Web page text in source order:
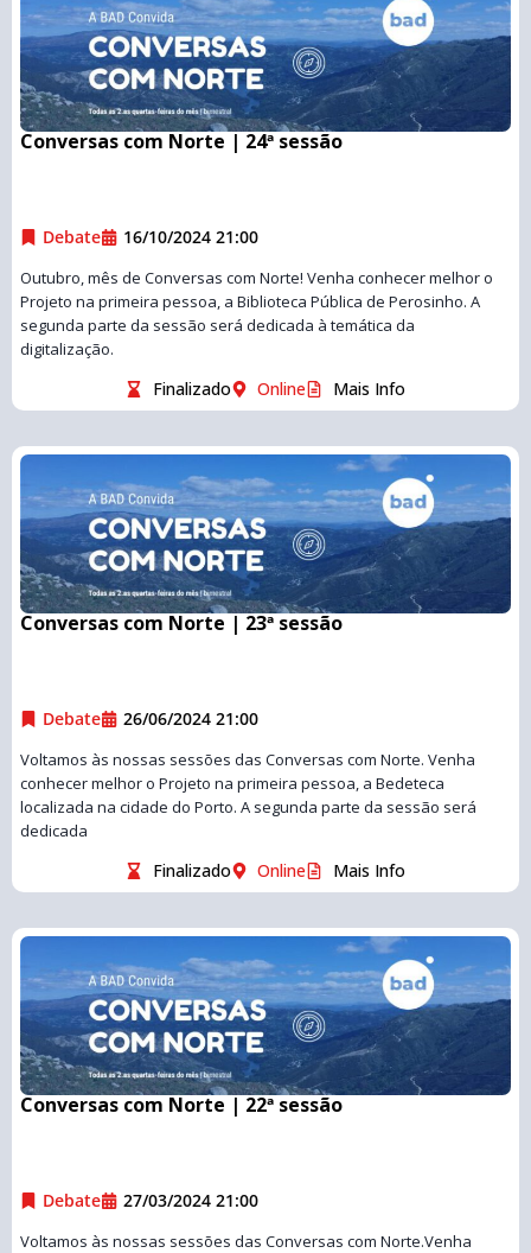
Conversas com Norte | 24ª sessão
Debate 16/10/2024 21:00
Outubro, mês de Conversas com Norte! Venha conhecer melhor o
Projeto na primeira pessoa, a Biblioteca Pública de Perosinho. A
segunda parte da sessão será dedicada à temática da
digitalização.
Finalizado Online Mais Info
Conversas com Norte | 23ª sessão
Debate 26/06/2024 21:00
Voltamos às nossas sessões das Conversas com Norte. Venha
conhecer melhor o Projeto na primeira pessoa, a Bedeteca
localizada na cidade do Porto. A segunda parte da sessão será
dedicada
Finalizado Online Mais Info
Conversas com Norte | 22ª sessão
Debate 27/03/2024 21:00
Voltamos às nossas sessões das Conversas com Norte.Venha